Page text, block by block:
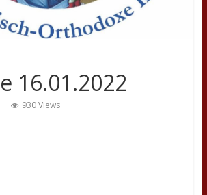
16.01.2022
930 Views